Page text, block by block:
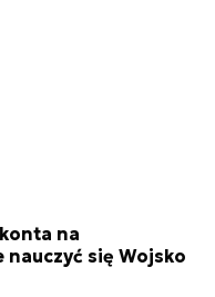
na
się Wojsko